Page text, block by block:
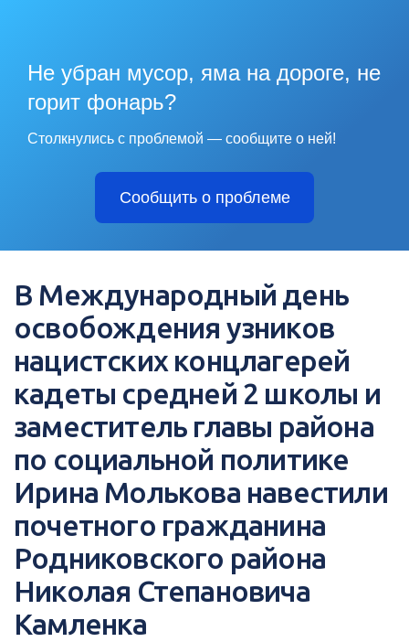
Не убран мусор, яма на дороге, не
горит фонарь?
Столкнулись с проблемой — сообщите о ней!
Сообщить о проблеме
В Международный день
освобождения узников
нацистских концлагерей
кадеты средней 2 школы и
заместитель главы района
по социальной политике
Ирина Молькова навестили
почетного гражданина
Родниковского района
Николая Степановича
Камленка